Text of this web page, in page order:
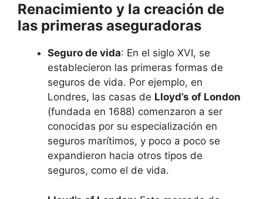
Renacimiento y la creación de
las primeras aseguradoras
Seguro de vida: En el siglo XVI, se
establecieron las primeras formas de
seguros de vida. Por ejemplo, en
Londres, las casas de Lloyd’s of London
(fundada en 1688) comenzaron a ser
conocidas por su especialización en
seguros marítimos, y poco a poco se
expandieron hacia otros tipos de
seguros, como el de vida.